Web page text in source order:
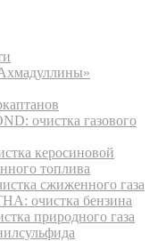
очистка газового
керосиновой
топлива
сжиженного газа
очистка бензина
природного газа